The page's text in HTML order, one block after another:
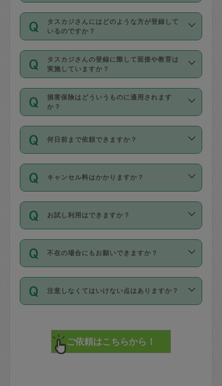
なお、タスカジさんの交通費も、依頼料
金のご請求と合わせてお支払いとなりま
動計算で表示されます。
（例：毎週定期の場合は３回以上のキャ
ンセルが有償（1200円、隔週定期の場合
は２回以上のキャンセルが有償（1200
・ＡＭ ９時～１２時
・ＰＭ １３時～１６時
・夜 １８時～２１時
開始時間を２時間前後変更することが可
能です。依頼送信後、個別にタスカジさ
んにメッセージを送り調整してくださ
い。ただし、２時間を越えての調整はで
時間も被らない場合、損害保険の対象外
掃除、整理収納、洗濯、買い物、料理、
作り置きです。タスカジさんによってで
きる仕事の範囲が異なりますので、依頼
する前にタスカジさんのプロフィールで
確認してください。
基本的に、高所での作業や危険作業、屋
外での作業は対象外です。
タスカジさんにはどのような方が登録して
いるのですか？
主婦として長年の家事経験をお持ちの
方、栄養士・調理師といった資格者で保
育園や学校の給食やレストランで料理関
係の専門職に従事されていた方、日本で
すでにハウスキーパーや英語の先生とし
てお仕事をしているフィリピン出身の
社員など様々なバックグラウンドの方が
登録しています。
日本語も話せる方など様々です。
ールに記載していますので、各自の得意
を依頼してください。
タスカジさんの登録に際して面接や教育は
実施していますか？
応募の際に、各自事務局との面接と説明
を行っています。その後、身分証明書の
写真提出をしていただいています。外国
確認しています。タスカジさんトレーニ
ング動画を使ったセルフトレーニングの
現場トライアルを受け、合格したタスカ
ジさんが活動されています。
※テストセンターの講評は１件目のレビュ
参考
【詳細】タスカジさんの登録に際
損害保険はどういうものに適用されます
か？
依頼者とタスカジさんとの間でタスカジ
を通して成立した作業時間内での作業に
適用されます。作業範囲は、掃除、洗
です。作業中に物を壊したり、人にけが
をさせたりした場合が対象で、補償金額
す。
写真を撮り、
詳細FAQ：
損害賠償保険について教えて
何日前まで依頼できますか？
ご依頼は、現在を起点に3日後（72時間
以降）の日時から受付可能となっていま
す。
タスカジさんへ「募集」をかけることが
可能です。
キャンセル料はかかりますか？
キャンセル料には、以下の2種類がありま
す。
1. 直前キャンセル（定期、スポット契約
共通）
72時間を超える※と、以下のキャンセル
料が発生します。
直前キャンセル料：
72時間前〜24時間前＝依頼料金の50%
お試し利用はできますか？
「お試し利用」というメニューはありま
せんが、「一回のみ」依頼を活用するこ
とによって、気に入ったタスカジさんを
まず、条件の合う気になるタスカジさ
みてください。
その後、一番気に入ったタスカジさんに
不在の場合にもお願いできますか？
不在の場合の作業はタスカジさんの同意
が必要です。数回の依頼ののち、タスカ
ジさんと依頼者の間で十分な信頼関係が
てください。
不在時に部屋に入るためにタスカジさん
注意しなくてはいけない点はありますか？
で、必ず鍵のかかるロッカーや金庫に入
れて依頼者の責任の元管理するよう心掛
けてください。